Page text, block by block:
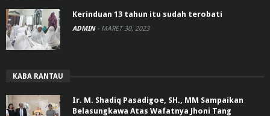
Kerinduan 13 tahun itu sudah terobati
ADMIN - MARET 30, 2023
KABA RANTAU
Ir. M. Shadiq Pasadigoe, SH., MM Sampaikan
Belasungkawa Atas Wafatnya Jhoni Tang